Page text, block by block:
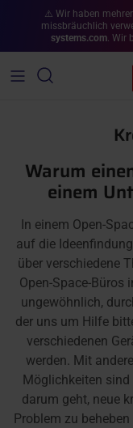
Direkt zum Inhalt
⚠️ Wir haben
missbräuchlich
systems.com .
Warum
einem
In einem Open-
auf die
über verschiedene
Open-Space-Büros
ungewöhnlich,
der uns um Hilfe
verschiedenen
werden. Mit
Möglichkeiten
darum geht, neue
Problem zu